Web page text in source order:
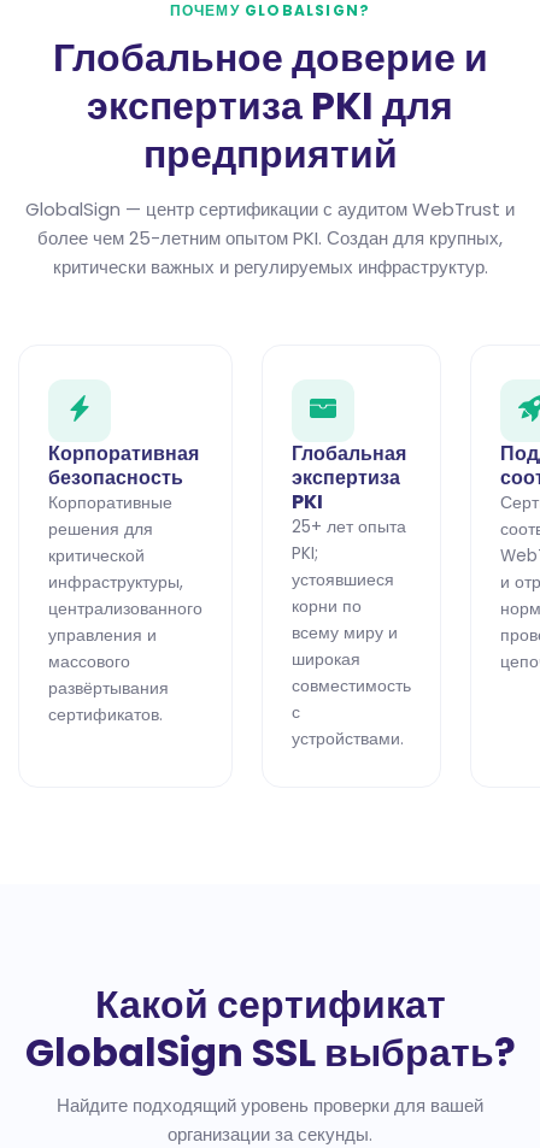
ПОЧЕМУ GLOBALSIGN?
Глобальное доверие и
экспертиза PKI для
предприятий
GlobalSign — центр сертификации с аудитом WebTrust и
более чем 25-летним опытом PKI. Создан для крупных,
критически важных и регулируемых инфраструктур.
Корпоративная
безопасность
Корпоративные
решения для
критической
инфраструктуры,
централизованного
управления и
массового
развёртывания
сертификатов.
Глобальная
экспертиза
PKI
25+ лет опыта
PKI;
устоявшиеся
корни по
всему миру и
широкая
совместимость
с
устройствами.
и
Какой сертификат
GlobalSign SSL выбрать?
Найдите подходящий уровень проверки для вашей
организации за секунды.